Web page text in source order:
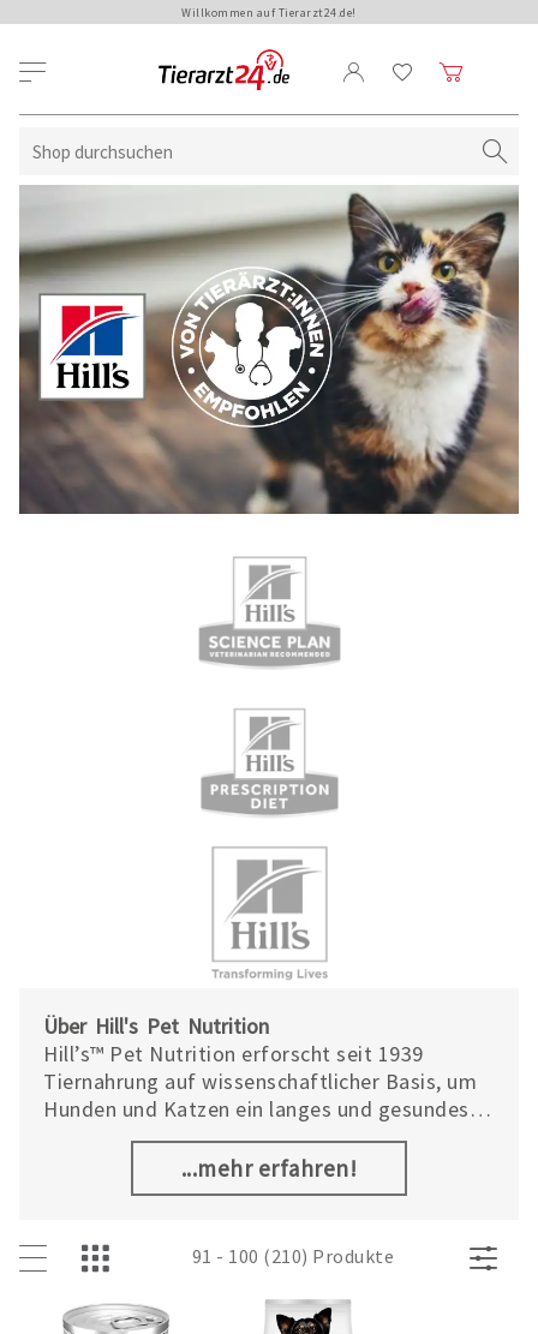
Willkommen auf Tierarzt24.de!
Über Hill's Pet Nutrition
Hill’s™ Pet Nutrition erforscht seit 1939
Tiernahrung auf wissenschaftlicher Basis, um
Hunden und Katzen ein langes und gesundes
Leben zu ermöglichen. Das umfangreiche
Sortiment des globalen Marktführers im
Bereich Tierernährung umfasst drei
Science Plan™ und gesunde Snacks.
...mehr erfahren!
91 - 100 (210) Produkte